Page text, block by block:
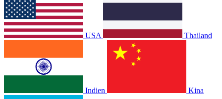
USA Thailand
Indien Kina